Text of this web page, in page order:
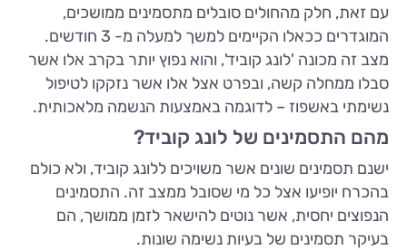
עם זאת, חלק מהחולים סובלים מתסמינים ממושכים,
המוגדרים ככאלו הקיימים למשך למעלה מ- 3 חודשים.
מצב זה מכונה 'לונג קוביד', והוא נפוץ יותר בקרב אלו אשר
סבלו ממחלה קשה, ובפרט אצל אלו אשר נזקקו לטיפול
נשימתי באשפוז – לדוגמה באמצעות הנשמה מלאכותית.
מהם התסמינים של לונג קוביד?
ישנם תסמינים שונים אשר משויכים ללונג קוביד, ולא כולם
בהכרח יופיעו אצל כל מי שסובל ממצב זה. התסמינים
הנפוצים יחסית, אשר נוטים להישאר לזמן ממושך, הם
בעיקר תסמינים של בעיות נשימה שונות.